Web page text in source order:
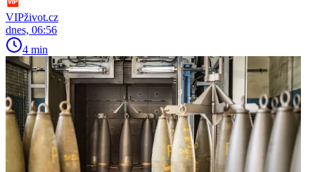
VIPživot.cz
dnes, 06:56
4 min